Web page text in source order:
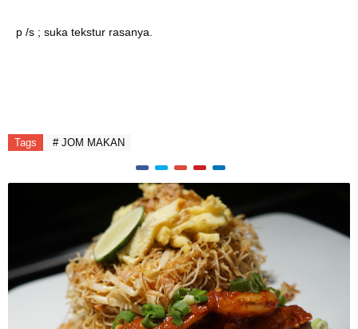
p /s ; suka tekstur rasanya.
Tags # JOM MAKAN